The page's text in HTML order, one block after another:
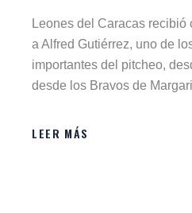
Leones del Caracas recibió
a Alfred Gutiérrez, uno de
importantes del pitcheo,
desde los Bravos de
LEER MÁS